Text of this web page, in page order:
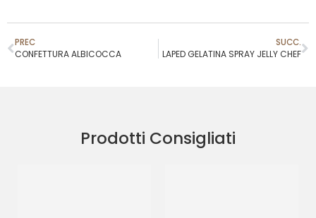
PREC
CONFETTURA ALBICOCCA
SUCC.
LAPED GELATINA SPRAY JELLY CHEF
Prodotti Consigliati